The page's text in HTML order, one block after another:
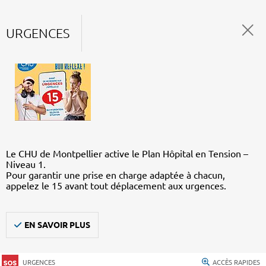
URGENCES
Le CHU de Montpellier active le Plan Hôpital en Tension –
Niveau 1.
Pour garantir une prise en charge adaptée à chacun,
appelez le 15 avant tout déplacement aux urgences.
EN SAVOIR PLUS
URGENCES ACCÈS RAPIDES